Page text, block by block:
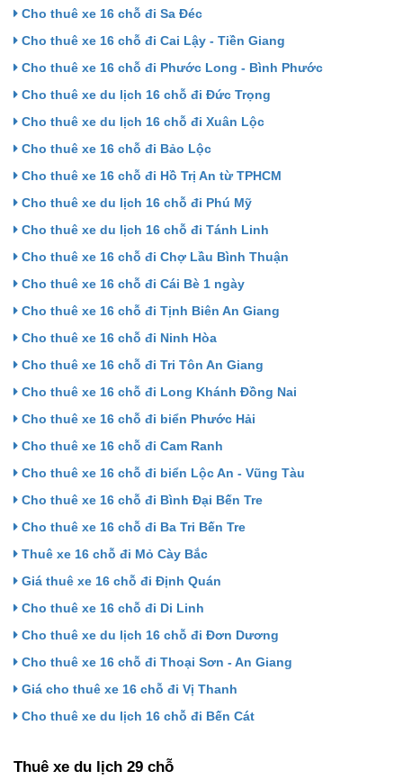
Cho thuê xe 16 chỗ đi Sa Đéc
Cho thuê xe 16 chỗ đi Cai Lậy - Tiền Giang
Cho thuê xe 16 chỗ đi Phước Long - Bình Phước
Cho thuê xe du lịch 16 chỗ đi Đức Trọng
Cho thuê xe du lịch 16 chỗ đi Xuân Lộc
Cho thuê xe 16 chỗ đi Bảo Lộc
Cho thuê xe 16 chỗ đi Hồ Trị An từ TPHCM
Cho thuê xe du lịch 16 chỗ đi Phú Mỹ
Cho thuê xe du lịch 16 chỗ đi Tánh Linh
Cho thuê xe 16 chỗ đi Chợ Lầu Bình Thuận
Cho thuê xe 16 chỗ đi Cái Bè 1 ngày
Cho thuê xe 16 chỗ đi Tịnh Biên An Giang
Cho thuê xe 16 chỗ đi Ninh Hòa
Cho thuê xe 16 chỗ đi Tri Tôn An Giang
Cho thuê xe 16 chỗ đi Long Khánh Đồng Nai
Cho thuê xe 16 chỗ đi biển Phước Hải
Cho thuê xe 16 chỗ đi Cam Ranh
Cho thuê xe 16 chỗ đi biển Lộc An - Vũng Tàu
Cho thuê xe 16 chỗ đi Bình Đại Bến Tre
Cho thuê xe 16 chỗ đi Ba Tri Bến Tre
Thuê xe 16 chỗ đi Mỏ Cày Bắc
Giá thuê xe 16 chỗ đi Định Quán
Cho thuê xe 16 chỗ đi Di Linh
Cho thuê xe du lịch 16 chỗ đi Đơn Dương
Cho thuê xe 16 chỗ đi Thoại Sơn - An Giang
Giá cho thuê xe 16 chỗ đi Vị Thanh
Cho thuê xe du lịch 16 chỗ đi Bến Cát
Thuê xe du lịch 29 chỗ